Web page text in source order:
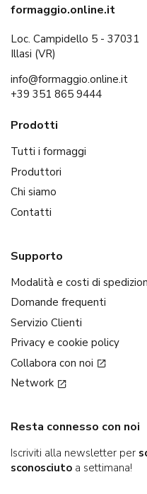
formaggio.online.it
Loc. Campidello 5 - 37031
Illasi (VR)
info@formaggio.online.it
+39 351 865 9444
Prodotti
Tutti i formaggi
Produttori
Chi siamo
Contatti
Supporto
Modalità e costi di
Domande frequenti
Servizio Clienti
Privacy e cookie policy
Collabora con noi
Network
Resta connesso con noi
Iscriviti alla newsletter per
sconosciuto a settimana!